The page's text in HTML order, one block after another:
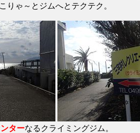
りゃ～とジムへとテクテク。
ターなるクライミングジム。